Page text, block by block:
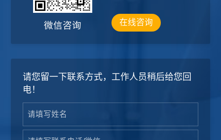
微信咨询 在线咨询
请您留一下联系方式，工作人员稍后给您回
电！